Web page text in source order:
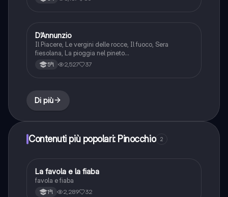
Italiano
D’Annunzio
Il Piacere, Le vergini delle rocce, Il fuoco, Sera
fiesolana, La pioggia nel pineto…
5ªl 2,527 37
Di più
Contenuti più popolari: Pinocchio 2
Italiano
La favola e la fiaba
favola e fiaba
1ªl 2,289 32